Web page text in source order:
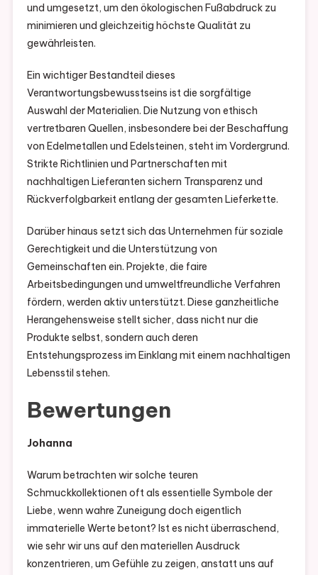
und umgesetzt, um den ökologischen Fußabdruck zu
minimieren und gleichzeitig höchste Qualität zu
gewährleisten.
Ein wichtiger Bestandteil dieses
Verantwortungsbewusstseins ist die sorgfältige
Auswahl der Materialien. Die Nutzung von ethisch
vertretbaren Quellen, insbesondere bei der Beschaffung
von Edelmetallen und Edelsteinen, steht im Vordergrund.
Strikte Richtlinien und Partnerschaften mit
nachhaltigen Lieferanten sichern Transparenz und
Rückverfolgbarkeit entlang der gesamten Lieferkette.
Darüber hinaus setzt sich das Unternehmen für soziale
Gerechtigkeit und die Unterstützung von
Gemeinschaften ein. Projekte, die faire
Arbeitsbedingungen und umweltfreundliche Verfahren
fördern, werden aktiv unterstützt. Diese ganzheitliche
Herangehensweise stellt sicher, dass nicht nur die
Produkte selbst, sondern auch deren
Entstehungsprozess im Einklang mit einem nachhaltigen
Lebensstil stehen.
Bewertungen
Johanna
Warum betrachten wir solche teuren
Schmuckkollektionen oft als essentielle Symbole der
Liebe, wenn wahre Zuneigung doch eigentlich
immaterielle Werte betont? Ist es nicht überraschend,
wie sehr wir uns auf den materiellen Ausdruck
konzentrieren, um Gefühle zu zeigen, anstatt uns auf